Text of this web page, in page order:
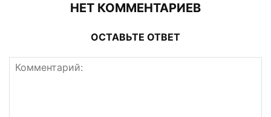
НЕТ КОММЕНТАРИЕВ
ОСТАВЬТЕ ОТВЕТ